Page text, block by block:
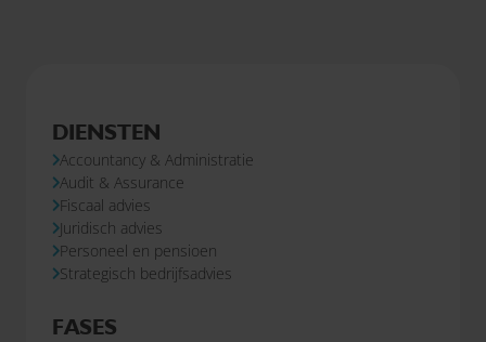
DIENSTEN
Accountancy & Administratie
Audit & Assurance
Fiscaal advies
Juridisch advies
Personeel en pensioen
Strategisch bedrijfsadvies
FASES